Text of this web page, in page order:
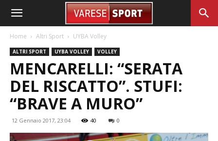
Home Altri Sport UYBA Volley
ALTRI SPORT UYBA VOLLEY VOLLEY
MENCARELLI: “SERATA
DEL RISCATTO”. STUFI:
“BRAVE A MURO”
12 Gennaio 2017, 23:04 40 0